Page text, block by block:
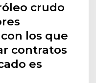
crudo
los que
contratos
es